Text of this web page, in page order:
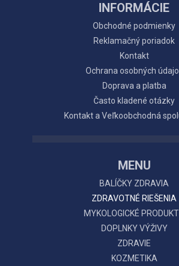
INFORMÁCIE
Obchodné podmienky
Reklamačný poriadok
Kontakt
Ochrana osobných
Doprava a platba
Často kladené otázky
Kontakt a Veľkoobchodná
MENU
BALÍČKY ZDRAVIA
ZDRAVOTNÉ RIEŠENIA
MYKOLOGICKÉ
DOPLNKY VÝŽIVY
ZDRAVIE
KOZMETIKA